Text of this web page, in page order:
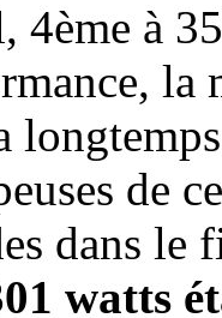
4ème à
la
de
dans
watts